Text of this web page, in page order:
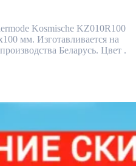
Kosmische KZ010R100
мм. Изготавливается на
Беларусь. Цвет .